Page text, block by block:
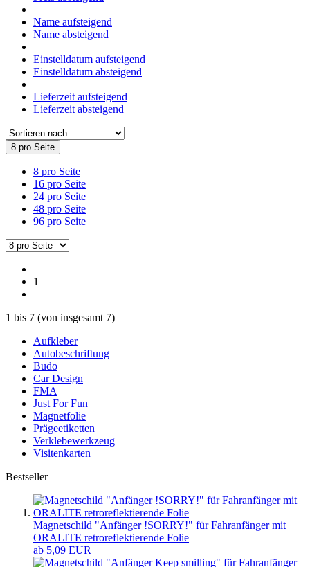
Name aufsteigend
Name absteigend
Einstelldatum aufsteigend
Einstelldatum absteigend
Lieferzeit aufsteigend
Lieferzeit absteigend
8 pro Seite
8 pro Seite
16 pro Seite
24 pro Seite
48 pro Seite
96 pro Seite
1
1 bis 7 (von insgesamt 7)
Aufkleber
Autobeschriftung
Budo
Car Design
FMA
Just For Fun
Magnetfolie
Prägeetiketten
Verklebewerkzeug
Visitenkarten
Bestseller
Magnetschild "Anfänger !SORRY!" für Fahranfänger mit
ORALITE retroreflektierende Folie
ab 5,09 EUR